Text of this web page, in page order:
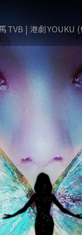
TVB | 港劇YOUKU